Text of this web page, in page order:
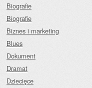
Biografie
Biografie
Biznes i marketing
Blues
Dokument
Dramat
Dziecięce